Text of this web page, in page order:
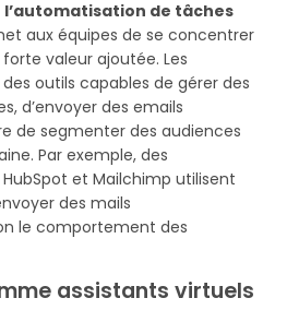
l’automatisation de tâches
aux équipes de se concentrer
valeur ajoutée. Les
outils capables de gérer des
d’envoyer des emails
de segmenter des audiences
Par exemple, des
et Mailchimp utilisent
des mails
le comportement des
assistants virtuels